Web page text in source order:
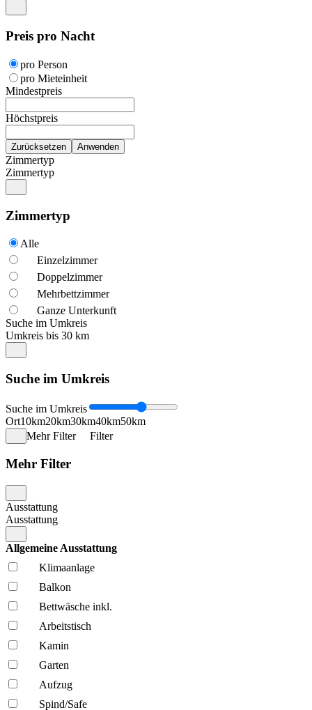
Preis pro Nacht
pro Person
pro Mieteinheit
Mindestpreis
Höchstpreis
Zimmertyp
Zimmertyp
Zimmertyp
Alle
Einzelzimmer
Doppelzimmer
Mehrbettzimmer
Ganze Unterkunft
Suche im Umkreis
Umkreis bis 30 km
Suche im Umkreis
Suche im Umkreis
Ort10km20km30km40km50km
Mehr Filter
Filter
Mehr Filter
Ausstattung
Ausstattung
Allgemeine Ausstattung
Klima­anlage
Balkon
Bettwäsche inkl.
Arbeitstisch
Kamin
Garten
Aufzug
Spind/Safe